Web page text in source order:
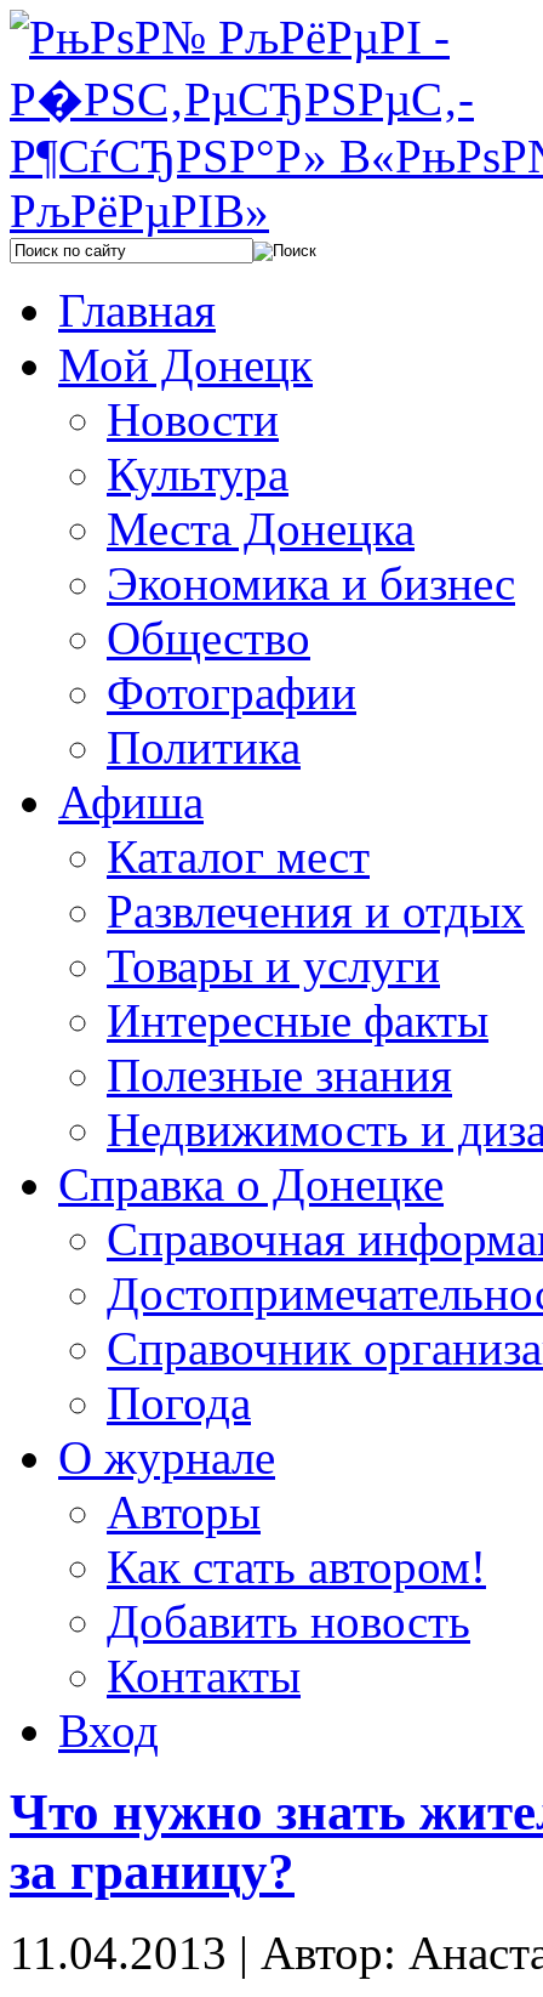
Главная
Мой Донецк
Новости
Культура
Места Донецка
Экономика и бизнес
Общество
Фотографии
Политика
Афиша
Каталог мест
Развлечения и отдых
Товары и услуги
Интересные факты
Полезные знания
Недвижимость и
Справка о Донецке
Справочная
Справочник
Погода
О журнале
Авторы
Как стать автором!
Добавить новость
Контакты
Вход
Что нужно знать
за границу?
11.04.2013 | Автор: